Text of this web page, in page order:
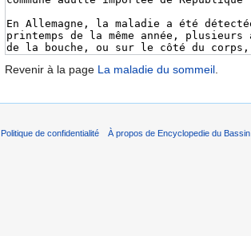
Revenir à la page La maladie du sommeil.
Politique de confidentialité À propos de Encyclopedie du Bassin